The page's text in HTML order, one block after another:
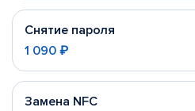
Снятие пароля
1 090 ₽
Замена NFC